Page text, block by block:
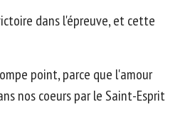
dans l'épreuve, et cette
point, parce que l'amour
nos coeurs par le Saint-Esprit